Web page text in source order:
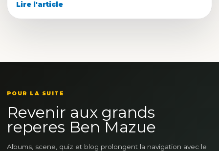
Lire l'article
POUR LA SUITE
Revenir aux grands
reperes Ben Mazue
Albums, scene, quiz et blog prolongent la navigation avec le